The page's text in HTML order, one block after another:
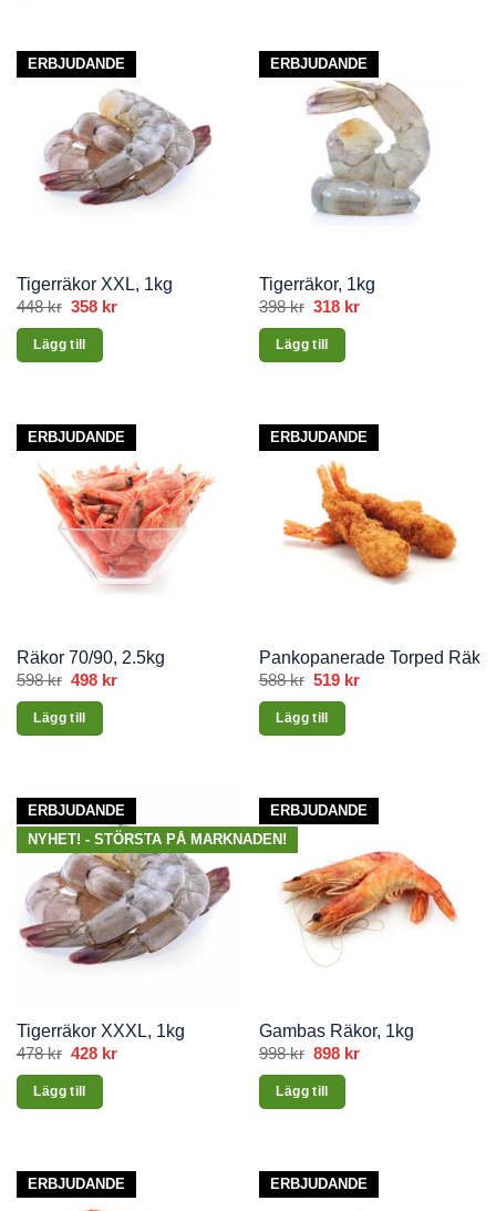
har
varianter.
olika
alternativen
produktsidan
ERBJUDANDE
Tigerräkor XXL, 1kg
448kr Det
priset
var:
448 kr.
358 krDet
Lägg till
ERBJUDANDE
Tigerräkor, 1kg
398kr Det
priset
var:
398 kr.
318 krDet
Lägg till
ERBJUDANDE
Räkor 70/90, 2.5kg
598kr Det
priset
var:
598 kr.
498 krDet
Lägg till
ERBJUDANDE
Pankopanerade Torped
588kr Det
priset
var:
588 kr.
519 krDet
Lägg till
ERBJUDANDE
NYHET! - STÖRSTA PÅ MARKNADEN!
Tigerräkor XXXL, 1kg
478kr Det
priset
var:
478 kr.
428 krDet
Lägg till
ERBJUDANDE
Gambas Räkor, 1kg
998kr Det
priset
var:
998 kr.
898 krDet
Lägg till
ERBJUDANDE ERBJUDANDE